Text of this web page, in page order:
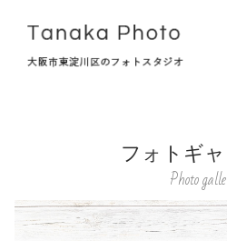
タナカフォトについて
フォトギ
Photo